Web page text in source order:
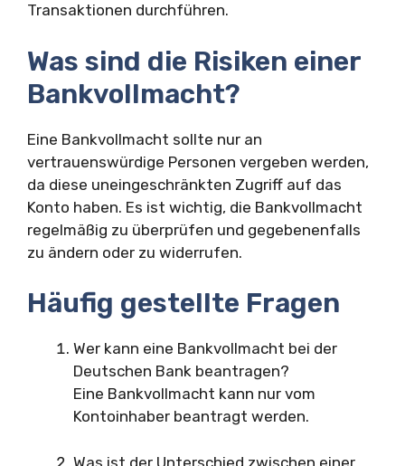
Transaktionen durchführen.
Was sind die Risiken einer
Bankvollmacht?
Eine Bankvollmacht sollte nur an
vertrauenswürdige Personen vergeben werden,
da diese uneingeschränkten Zugriff auf das
Konto haben. Es ist wichtig, die Bankvollmacht
regelmäßig zu überprüfen und gegebenenfalls
zu ändern oder zu widerrufen.
Häufig gestellte Fragen
Wer kann eine Bankvollmacht bei der
Deutschen Bank beantragen?
Eine Bankvollmacht kann nur vom
Kontoinhaber beantragt werden.
Was ist der Unterschied zwischen einer